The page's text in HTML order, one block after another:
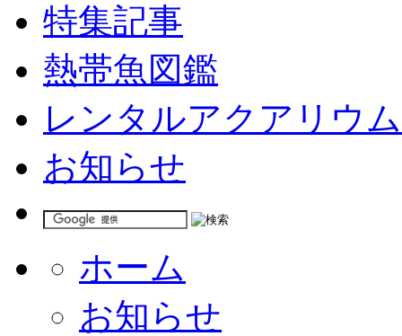
特集記事
熱帯魚図鑑
レンタルアクアリウム
お知らせ
ホーム
お知らせ